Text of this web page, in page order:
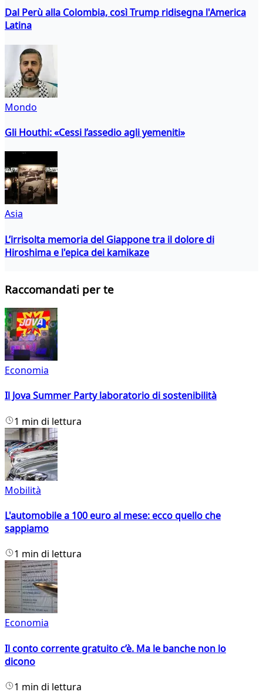
Dal Perù alla Colombia, così Trump ridisegna l'America
Latina
Mondo
Gli Houthi: «Cessi l’assedio agli yemeniti»
Asia
L’irrisolta memoria del Giappone tra il dolore di
Hiroshima e l'epica dei kamikaze
Raccomandati per te
Economia
Il Jova Summer Party laboratorio di sostenibilità
1 min di lettura
Mobilità
L'automobile a 100 euro al mese: ecco quello che
sappiamo
1 min di lettura
Economia
Il conto corrente gratuito c’è. Ma le banche non lo
dicono
1 min di lettura